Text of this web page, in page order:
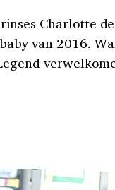
Charlotte
van 2016.